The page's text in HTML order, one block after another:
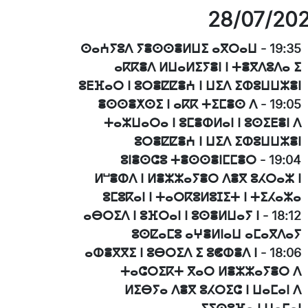
28/07/
19:35
-
ⵙⴰⵄⵢⵓⴷ ⵢⴻⵙⵙⴻⵍⵡⵉ ⴰⴳⵔⴰⵡ
ⴰⴽⴽⴻⴷ ⵍⵡⴰⵍⵉⵢⴻⵏ ⵏ ⵜⴻⴳⴷⵓⴷⴰ ⵉ
ⵓⴹⴼⴰⵔ ⵏ ⵓⵔⴻⵇⵇⴻⵄ ⵏ ⵡⵉⴷ ⵉⵀⵓⵡⵡⵣⴻⵏ
19:05
-
ⴻⵙⵙⴻⵅⵙⵉ ⵏ ⴰⴽⴽ ⵜⵉⵎⴻⵙ ⴷ
ⵜⴰⵣⵡⴰⵔⴰ ⵏ ⵓⵎⴻⵀⵍⴰⵏ ⵏ ⵓⵙⵉⴹⴻⵏ ⴷ
ⵓⵔⴻⵇⵇⴻⵄ ⵏ ⵡⵉⴷ ⵉⵀⵓⵡⵡⵣⴻⵏ
19:04
-
ⵓⵏⴻⵙⵛⵓ ⵜⴻⵙⵙⴻⵏⵎⵎⴻⵔ
ⵍⵯⴻⵀⴷ ⵏ ⵍⴻⵣⵣⴰⵢⴻⵔ ⴷⴻⴳ ⵓⵃⵔⴰⵣ ⵏ
ⵓⵎⵓⴽⴰⵏ ⵏ ⵜⴰⵔⴽⵓⵍⵓⵊⵉⵜ ⵏ ⵜⵉⵃⴰⵣⴰ
18:12
-
ⴰⴱⵔⵉⴷ ⵏ ⵓⴼⵔⴰⵏ ⵏ ⵓⵙⴻⵍⵡⴰⵢ ⵏ
ⵓⵙⵇⴰⵎⵓ ⴰⵖⴻⵍⵏⴰⵡ ⴰⵎⴰⴳⴷⴰⵢ
18:06
-
ⴰⵀⴻⴳⴳⵉ ⵏ ⵓⴱⵔⵉⴷ ⵉ ⵓⵞⵀⴻⴷ ⵏ
ⵜⴰⵛⵔⵉⴽⵜ ⴳⴰⵔ ⵍⴻⵣⵣⴰⵢⴻⵔ ⴷ
ⵍⵉⴱⵢⴰ ⴷⴻⴳ ⵓⵃⵔⵉⵛ ⵏ ⵡⴰⵎⴰⵏ ⴷ